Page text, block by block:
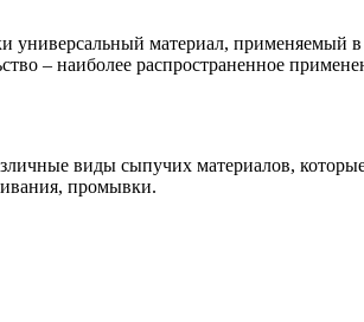
универсальный материал,
– наиболее распространенное
виды сыпучих материалов,
промывки.